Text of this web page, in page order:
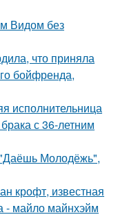
Видом без
что приняла
бойфренда,
исполнительница
с 36-летним
Молодёжь",
крофт, известная
- майло майнхэйм